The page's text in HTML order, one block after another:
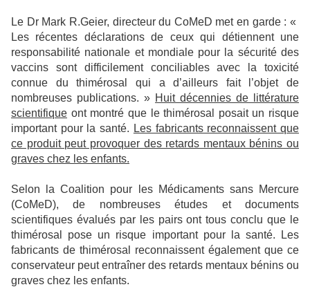
Le Dr Mark R.Geier, directeur du CoMeD met en garde : «
Les récentes déclarations de ceux qui détiennent une
responsabilité nationale et mondiale pour la sécurité des
vaccins sont difficilement conciliables avec la toxicité
connue du thimérosal qui a d’ailleurs fait l’objet de
nombreuses publications. » Huit décennies de littérature
scientifique ont montré que le thimérosal posait un risque
important pour la santé. Les fabricants reconnaissent que
ce produit peut provoquer des retards mentaux bénins ou
graves chez les enfants.
Selon la Coalition pour les Médicaments sans Mercure
(CoMeD), de nombreuses études et documents
scientifiques évalués par les pairs ont tous conclu que le
thimérosal pose un risque important pour la santé. Les
fabricants de thimérosal reconnaissent également que ce
conservateur peut entraîner des retards mentaux bénins ou
graves chez les enfants.